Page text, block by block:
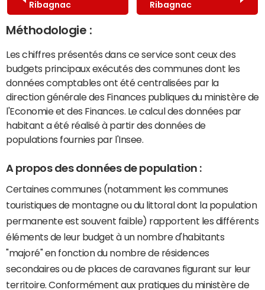
Ribagnac
Ribagnac
Méthodologie :
Les chiffres présentés dans ce service sont ceux des
budgets principaux exécutés des communes dont les
données comptables ont été centralisées par la
direction générale des Finances publiques du ministère de
l'Economie et des Finances. Le calcul des données par
habitant a été réalisé à partir des données de
populations fournies par l'Insee.
A propos des données de population :
Certaines communes (notamment les communes
touristiques de montagne ou du littoral dont la population
permanente est souvent faible) rapportent les différents
éléments de leur budget à un nombre d'habitants
"majoré" en fonction du nombre de résidences
secondaires ou de places de caravanes figurant sur leur
territoire. Conformément aux pratiques du ministère de